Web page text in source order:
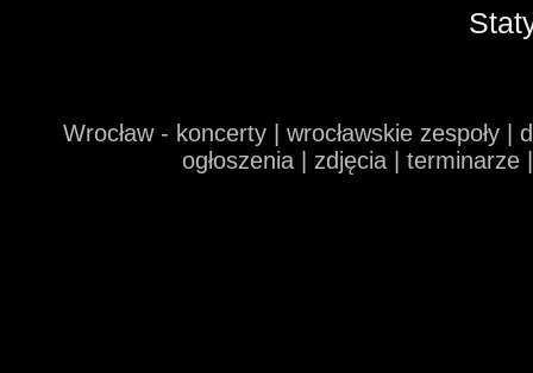
Wrocław - koncerty | wrocławskie zespoły
ogłoszenia | zdjęcia |